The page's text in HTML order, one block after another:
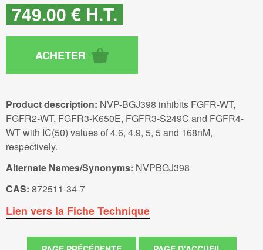
749.00 € H.T.
Product description: NVP-BGJ398 inhibits FGFR-WT,
FGFR2-WT, FGFR3-K650E, FGFR3-S249C and FGFR4-
WT with IC(50) values of 4.6, 4.9, 5, 5 and 168nM,
respectively.
Alternate Names/Synonyms: NVPBGJ398
CAS: 872511-34-7
Lien vers la Fiche Technique